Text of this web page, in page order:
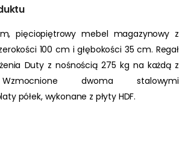
pięciopiętrowy mebel magazynowy z
100 cm i głębokości 35 cm. Regał
Duty z nośnością 275 kg na każdą z
dwoma stalowymi
półek, wykonane z płyty HDF.